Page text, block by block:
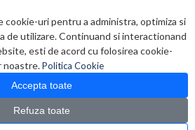
uri pentru a administra, optimiza si
de utilizare. Continuand si interactionand
esti de acord cu folosirea cookie-
noastre.Politica Cookie
Accepta toate
Refuza toate
0 produs(e)